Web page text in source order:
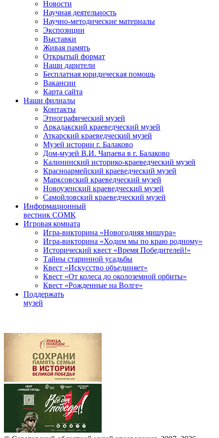
Новости
Научная деятельность
Научно-методические материалы
Экспозиции
Выставки
Живая память
Открытый формат
Наши дарители
Бесплатная юридическая помощь
Вакансии
Карта сайта
Наши филиалы
Контакты
Этнографический музей
Аркадакский краеведческий музей
Аткарский краеведческий музей
Музей истории г. Балаково
Дом-музей В.И. Чапаева в г. Балаково
Калининский историко-краеведческий музей
Красноармейский краеведческий музей
Марксовский краеведческий музей
Новоузенский краеведческий музей
Самойловский краеведческий музей
Информационный
вестник СОМК
Игровая комната
Игра-викторина «Новогодняя мишура»
Игра-викторина «Ходим мы по краю родному»
Исторический квест «Время Победителей!»
Тайны старинной усадьбы
Квест «Искусство объединяет»
Квест «От колеса до околоземной орбиты»
Квест «Рожденные на Волге»
Поддержать
музей